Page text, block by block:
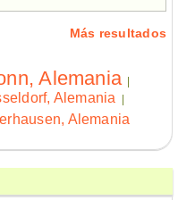
Más resultados
Alemania |
Alemania |
Alemania